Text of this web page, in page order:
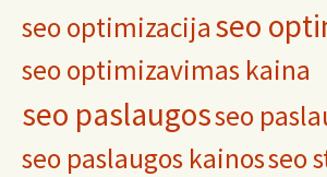
seo optimizacijaseo
seo optimizavimas kaina
seo paslaugosseo
seo paslaugos kainosseo